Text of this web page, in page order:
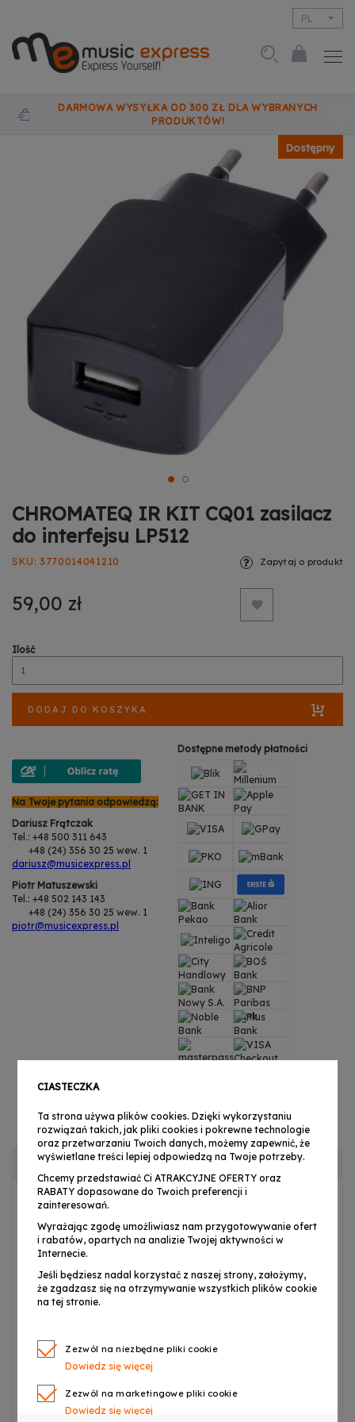
PL
DARMOWA WYSYŁKA OD 300 ZŁ DLA WYBRANYCH
PRODUKTÓW!
Dostępny
CHROMATEQ IR KIT CQ01 zasilacz
do interfejsu LP512
SKU 3770014041210
59,00 zł
Zapytaj o produkt
Ilość
DODAJ DO KOSZYKA
Na Twoje pytania odpowiedzą:
Dariusz Frątczak
Tel.: +48 500 311 643
+48 (24) 356 30 25 wew. 1
dariusz@musicexpress.pl
Piotr Matuszewski
Tel.: +48 502 143 143
+48 (24) 356 30 25 wew. 1
piotr@musicexpress.pl
Dostępne metody płatności
OPIS PRODUKTU
Zasilacz LP512umożliwia podawanie napięcia do
interfejsu kontrolera oświetlenia Chromateq LP512 , dzięki
któremu może on pracować w trybie Stand Alone.
Adapterwykonany został z odpornego na wysokie
temperatury tworzywa sztucznego oraz wysokiej jakości
podzespołów. Moduł obniża wysokie napięcie
0,5 ampera. Zasilanie podawane jest do
za pomocą złączaUSB2.0.
CIASTECZKA
Ta strona używa plików cookies. Dzięki wykorzystaniu
rozwiązań takich, jak pliki cookies i pokrewne technologie
oraz przetwarzaniu Twoich danych, możemy zapewnić, że
wyświetlane treści lepiej odpowiedzą na Twoje potrzeby.
Chcemy przedstawiać Ci ATRAKCYJNE OFERTY oraz
RABATY dopasowane do Twoich preferencji i
zainteresowań.
Wyrażając zgodę umożliwiasz nam przygotowywanie ofert
i rabatów, opartych na analizie Twojej aktywności w
Internecie.
Jeśli będziesz nadal korzystać z naszej strony, założymy,
że zgadzasz się na otrzymywanie wszystkich plików cookie
na tej stronie.
Zezwól na niezbędne pliki cookie
Dowiedz się więcej
Zezwól na marketingowe pliki cookie
Dowiedz się więcej